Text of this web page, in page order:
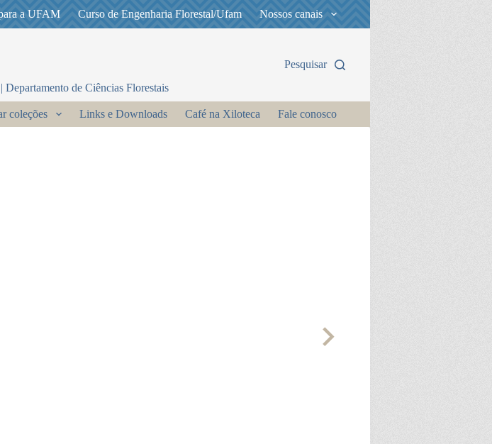
a UFAM Curso de Engenharia Florestal/Ufam Nossos canais
de Ciências Florestais
Pesquisar
coleções Links e Downloads Café na Xiloteca Fale conosco